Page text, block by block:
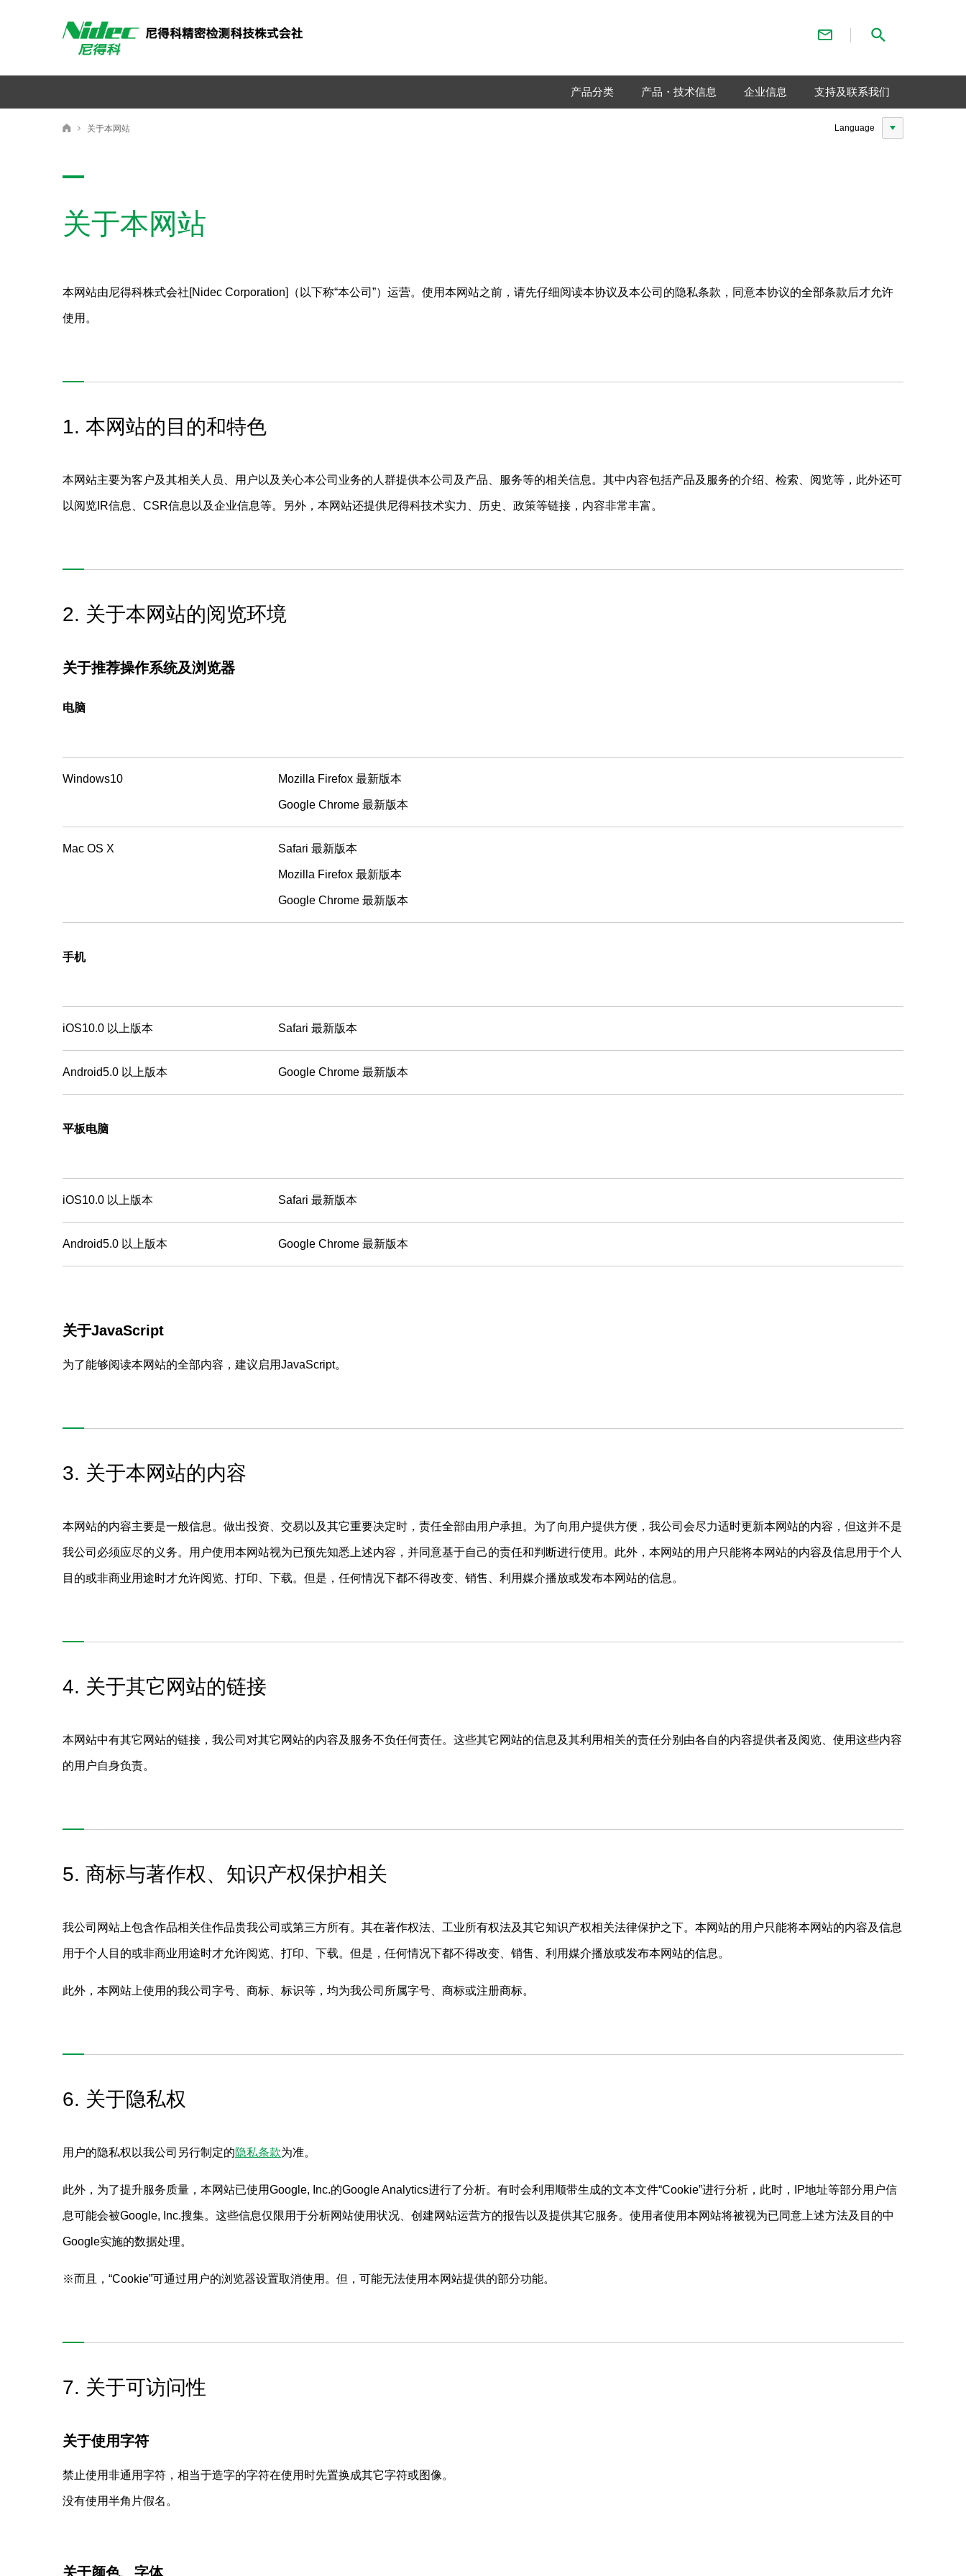
Language
联系我们
产品分类 产品・技术信息 企业信息 支持及联系我们
尼得科精密检测科技株式会社
关于本网站
关于本网站
本网站由尼得科株式会社[Nidec Corporation]（以下称“本公司”）运营。使用本网站之前，请先仔细阅读本协议及本公司的隐私条款，同意本协议的全部条款后才允许
使用。
1. 本网站的目的和特色
本网站主要为客户及其相关人员、用户以及关心本公司业务的人群提供本公司及产品、服务等的相关信息。其中内容包括产品及服务的介绍、检索、阅览等，此外还可
以阅览IR信息、CSR信息以及企业信息等。另外，本网站还提供尼得科技术实力、历史、政策等链接，内容非常丰富。
2. 关于本网站的阅览环境
关于推荐操作系统及浏览器
电脑
Windows10 Mozilla Firefox 最新版本
Google Chrome 最新版本
Mac OS X Safari 最新版本
Mozilla Firefox 最新版本
Google Chrome 最新版本
手机
iOS10.0 以上版本 Safari 最新版本
Android5.0 以上版本 Google Chrome 最新版本
平板电脑
iOS10.0 以上版本 Safari 最新版本
Android5.0 以上版本 Google Chrome 最新版本
关于JavaScript
为了能够阅读本网站的全部内容，建议启用JavaScript。
3. 关于本网站的内容
本网站的内容主要是一般信息。做出投资、交易以及其它重要决定时，责任全部由用户承担。为了向用户提供方便，我公司会尽力适时更新本网站的内容，但这并不是
我公司必须应尽的义务。用户使用本网站视为已预先知悉上述内容，并同意基于自己的责任和判断进行使用。此外，本网站的用户只能将本网站的内容及信息用于个人
目的或非商业用途时才允许阅览、打印、下载。但是，任何情况下都不得改变、销售、利用媒介播放或发布本网站的信息。
4. 关于其它网站的链接
本网站中有其它网站的链接，我公司对其它网站的内容及服务不负任何责任。这些其它网站的信息及其利用相关的责任分别由各自的内容提供者及阅览、使用这些内容
的用户自身负责。
5. 商标与著作权、知识产权保护相关
我公司网站上包含作品相关住作品贵我公司或第三方所有。其在著作权法、工业所有权法及其它知识产权相关法律保护之下。本网站的用户只能将本网站的内容及信息
用于个人目的或非商业用途时才允许阅览、打印、下载。但是，任何情况下都不得改变、销售、利用媒介播放或发布本网站的信息。
此外，本网站上使用的我公司字号、商标、标识等，均为我公司所属字号、商标或注册商标。
6. 关于隐私权
用户的隐私权以我公司另行制定的隐私条款为准。
此外，为了提升服务质量，本网站已使用Google, Inc.的Google Analytics进行了分析。有时会利用顺带生成的文本文件“Cookie”进行分析，此时，IP地址等部分用户信
息可能会被Google, Inc.搜集。这些信息仅限用于分析网站使用状况、创建网站运营方的报告以及提供其它服务。使用者使用本网站将被视为已同意上述方法及目的中
Google实施的数据处理。
※而且，“Cookie”可通过用户的浏览器设置取消使用。但，可能无法使用本网站提供的部分功能。
7. 关于可访问性
关于使用字符
禁止使用非通用字符，相当于造字的字符在使用时先置换成其它字符或图像。
没有使用半角片假名。
关于颜色、字体